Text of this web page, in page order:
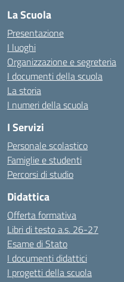
La Scuola
Presentazione
I luoghi
Organizzazione e segreteria
I documenti della scuola
La storia
I numeri della scuola
I Servizi
Personale scolastico
Famiglie e studenti
Percorsi di studio
Didattica
Offerta formativa
Libri di testo a.s. 26-27
Esame di Stato
I documenti didattici
I progetti della scuola